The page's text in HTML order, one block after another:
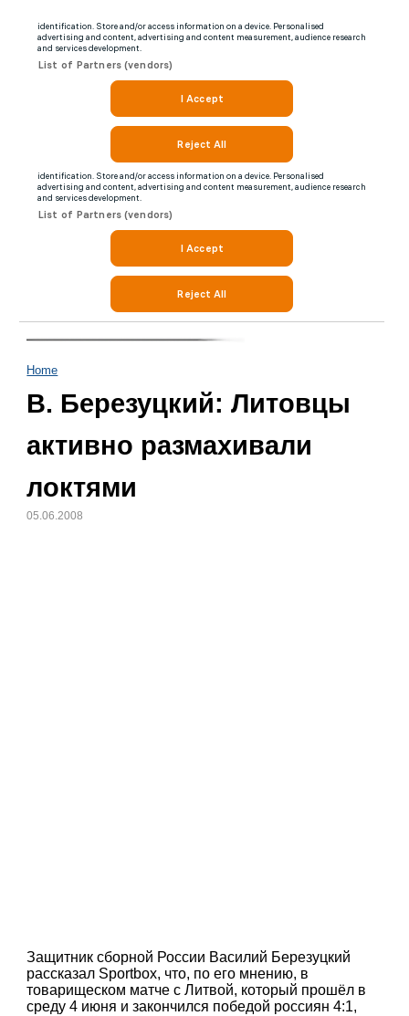
Home
В. Березуцкий: Литовцы
активно размахивали
локтями
05.06.2008
Защитник сборной России Василий Березуцкий
рассказал Sportbox, что, по его мнению, в
товарищеском матче с Литвой, который прошёл в
среду 4 июня и закончился победой россиян 4:1,